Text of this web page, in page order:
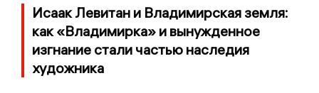
Исаак Левитан и Владимирская земля:
как «Владимирка» и вынужденное
изгнание стали частью наследия
художника